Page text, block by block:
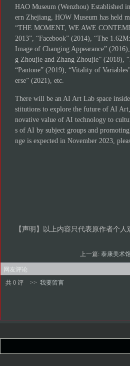
HAO Museum (Wenzhou) Established
ern Zhejiang, HOW Museum has held
“THE MOMENT, WE AWE
2013”, “Facebook” (2014), “The
Image of Changing Appearance”
g Zhoujie and Zhang Zhoujie” (2018),
“Pantone” (2019), “Vitality of
erse” (2021), etc.
There will be an AI Art Lab space
stitutions to explore the future of AI
novative value of AI technology to
s of AI by subject groups and
nge is expected in November 2023,
【声明】以上内容只代表原作者个人
上一篇: 泰康美术
网友评论
共 0 评
>> 我要留言